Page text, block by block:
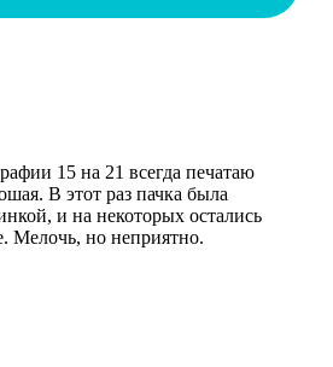
15 на 21 всегда печатаю
В этот раз пачка была
и на некоторых остались
Мелочь, но неприятно.